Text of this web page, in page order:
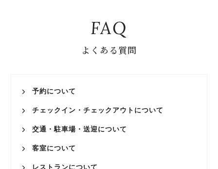
FAQ
よくある質問
予約について
チェックイン・チェックアウトについて
交通・駐車場・送迎について
客室について
レストランについて